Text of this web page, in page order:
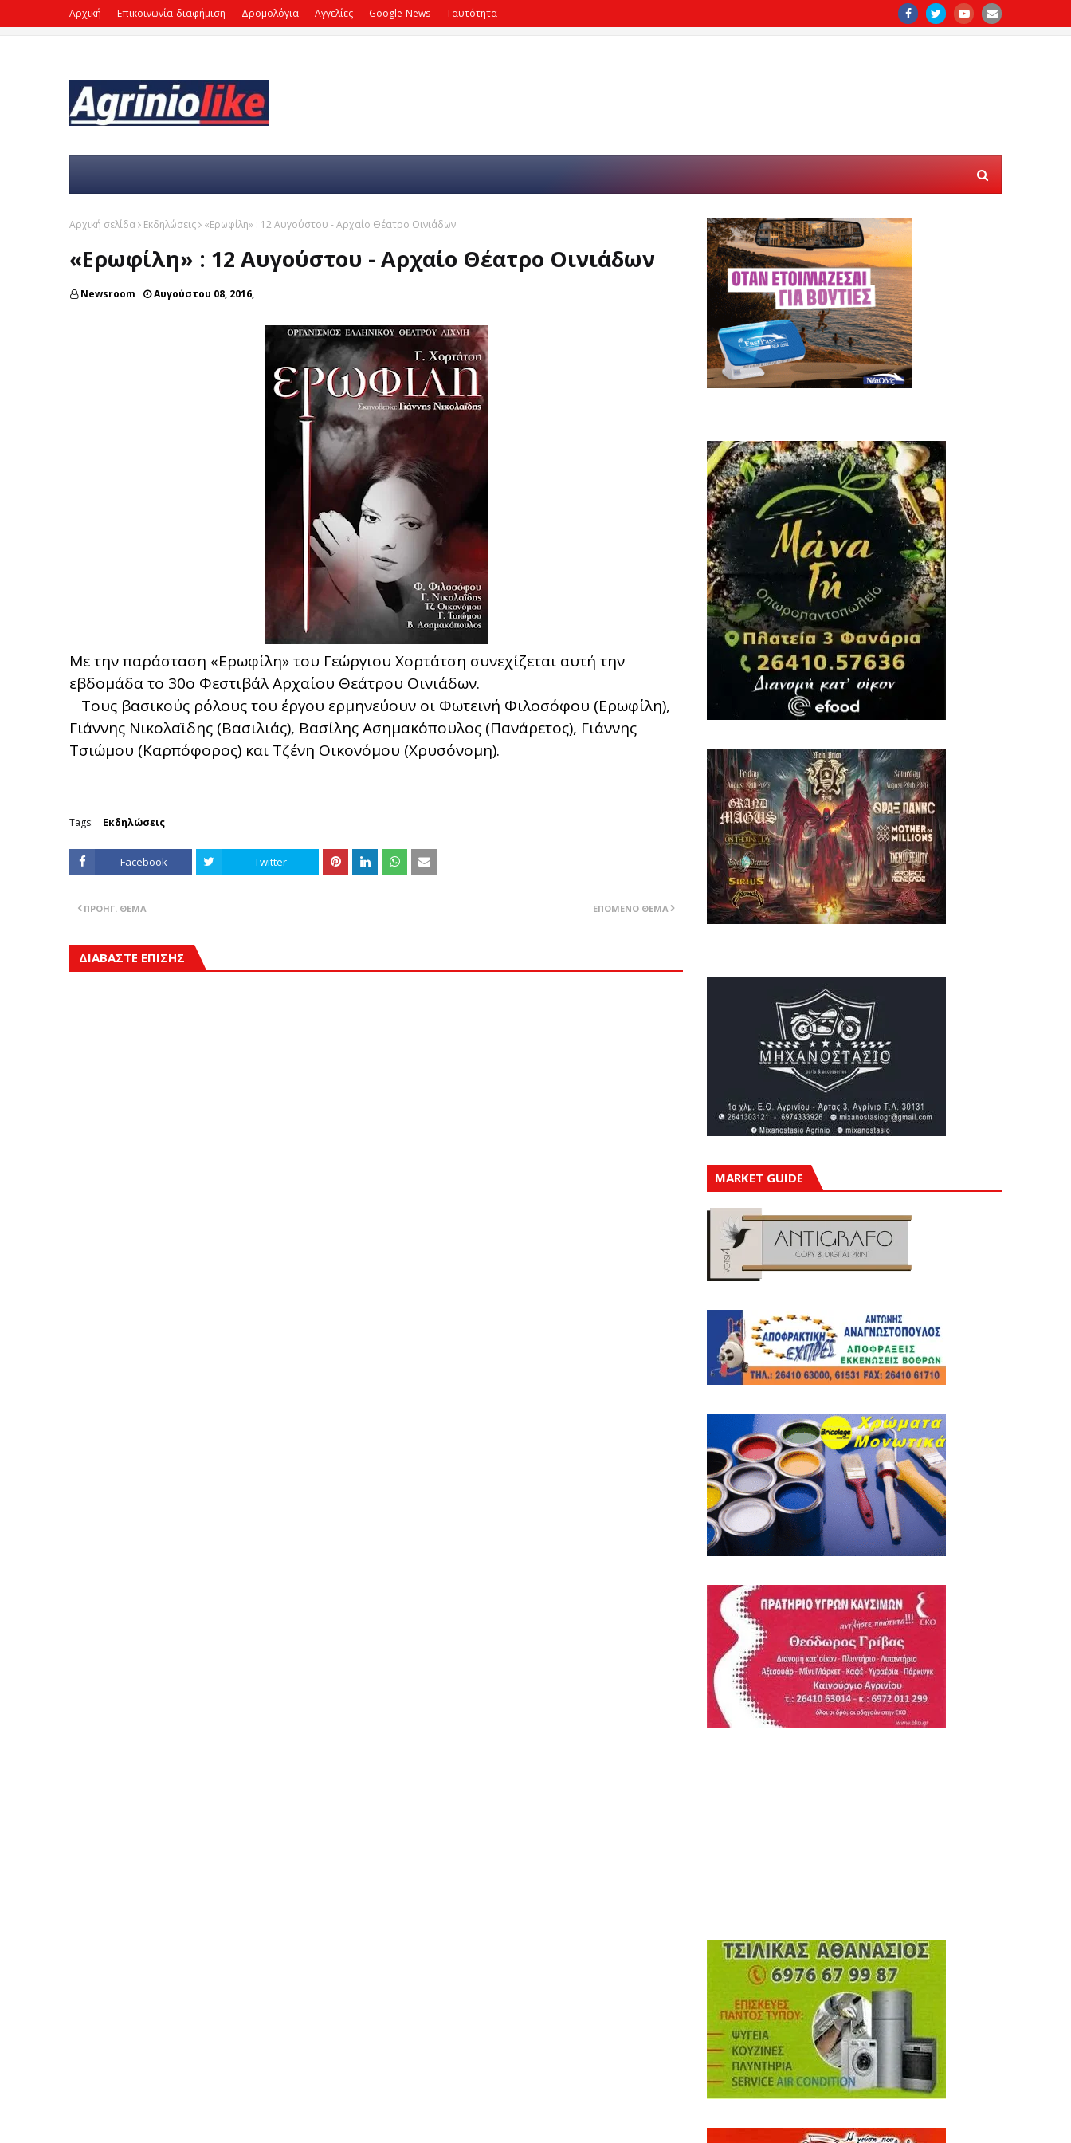
Αρχική Επικοινωνία-διαφήμιση Δρομολόγια Αγγελίες Google-News Ταυτότητα
Αρχική σελίδα Εκδηλώσεις «Ερωφίλη» : 12 Αυγούστου - Αρχαίο Θέατρο Οινιάδων
«Ερωφίλη» : 12 Αυγούστου - Αρχαίο Θέατρο Οινιάδων
Newsroom Αυγούστου 08, 2016,
Με την παράσταση «Ερωφίλη» του Γεώργιου Χορτάτση συνεχίζεται αυτή την
εβδομάδα το 30ο Φεστιβάλ Αρχαίου Θεάτρου Οινιάδων.
Τους βασικούς ρόλους του έργου ερμηνεύουν οι Φωτεινή Φιλοσόφου (Ερωφίλη),
Γιάννης Νικολαϊδης (Βασιλιάς), Βασίλης Ασημακόπουλος (Πανάρετος), Γιάννης
Τσιώμου (Καρπόφορος) και Τζένη Οικονόμου (Χρυσόνομη).
Tags: Εκδηλώσεις
Facebook Twitter
ΕΠΌΜΕΝΟ ΘΈΜΑ
ΠΡΟΗΓ. ΘΈΜΑ
ΔΙΑΒΑΣΤΕ ΕΠΙΣΗΣ
MARKET GUIDE